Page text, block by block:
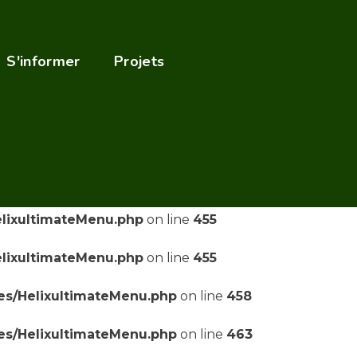
on line
HelixultimateMenu.php
on line 455
on line 455
HelixultimateMenu.php on line 458
HelixultimateMenu.php on line 463
S'informer Projets